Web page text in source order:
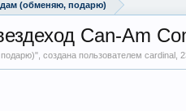
(обменяю, подарю)
Can-Am
", создана пользователем cardinal,